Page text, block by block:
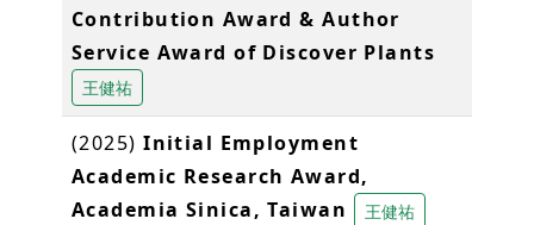
Contribution Award & Author
Service Award of Discover Plants
王健祐
(2025)Initial Employment
Academic Research Award,
Academia Sinica, Taiwan
王健祐